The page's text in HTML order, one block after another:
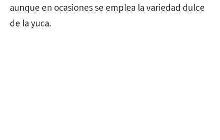
aunque en ocasiones se emplea la variedad dulce
de la yuca.